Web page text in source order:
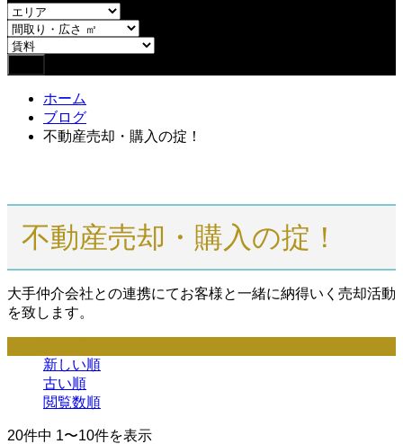
ホーム
ブログ
不動産売却・購入の掟！
不動産売却・購入の掟！
大手仲介会社との連携にてお客様と一緒に納得いく売却活動
を致します。
新しい順
古い順
閲覧数順
20件中 1〜10件を表示